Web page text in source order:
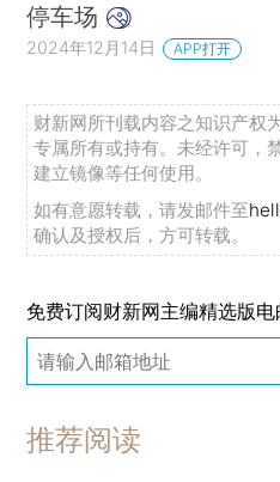
停车场
2024年12月14日 APP打开
财新网所刊载内容之知识产权
专属所有或持有。未经许可，
建立镜像等任何使用。
如有意愿转载，请发邮件至
确认及授权后，方可转载。
免费订阅财新网主编精选版电
推荐阅读